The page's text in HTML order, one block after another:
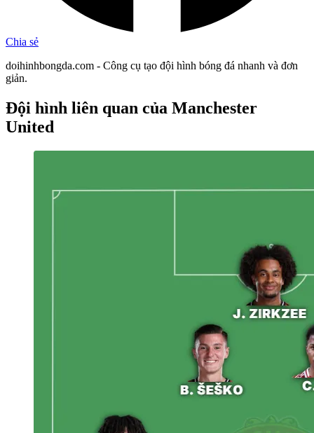
Chia sẻ
doihinhbongda.com - Công cụ tạo đội hình bóng đá nhanh và đơn
giản.
Đội hình liên quan của Manchester
United